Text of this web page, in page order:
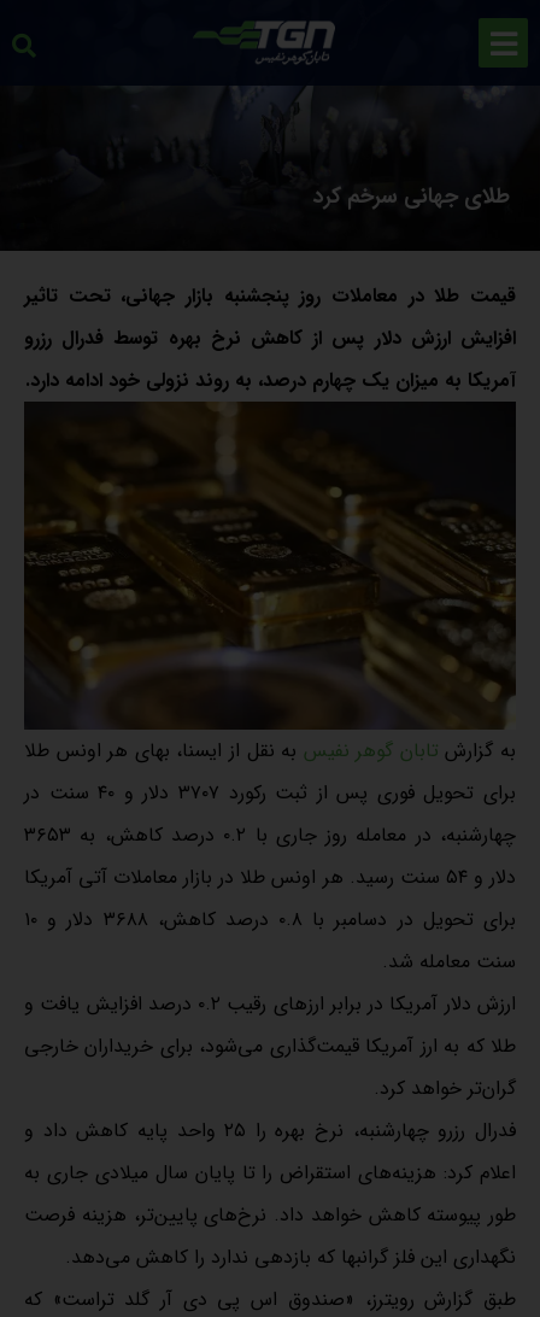
طلای جهانی سرخم کرد
قیمت طلا در معاملات روز پنجشنبه بازار جهانی، تحت تاثیر
افزایش ارزش دلار پس از کاهش نرخ بهره توسط فدرال رزرو
آمریکا به میزان یک چهارم درصد، به روند نزولی خود ادامه دارد.
به گزارش تابان گوهر نفیس به نقل از ایسنا، بهای هر اونس طلا
برای تحویل فوری پس از ثبت رکورد ۳۷۰۷ دلار و ۴۰ سنت در
چهارشنبه، در معامله روز جاری با ۰.۲ درصد کاهش، به ۳۶۵۳
دلار و ۵۴ سنت رسید. هر اونس طلا در بازار معاملات آتی آمریکا
برای تحویل در دسامبر با ۰.۸ درصد کاهش، ۳۶۸۸ دلار و ۱۰
سنت معامله شد.
ارزش دلار آمریکا در برابر ارزهای رقیب ۰.۲ درصد افزایش یافت و
طلا که به ارز آمریکا قیمت‌گذاری می‌شود، برای خریداران خارجی
گران‌تر خواهد کرد.
فدرال رزرو چهارشنبه، نرخ بهره را ۲۵ واحد پایه کاهش داد و
اعلام کرد: هزینه‌های استقراض را تا پایان سال میلادی جاری به
طور پیوسته کاهش خواهد داد. نرخ‌های پایین‌تر، هزینه فرصت
نگهداری این فلز گرانبها که بازدهی ندارد را کاهش می‌دهد.
طبق گزارش رویترز، «صندوق اس ‌پی‌ دی ‌آر گلد تراست» که